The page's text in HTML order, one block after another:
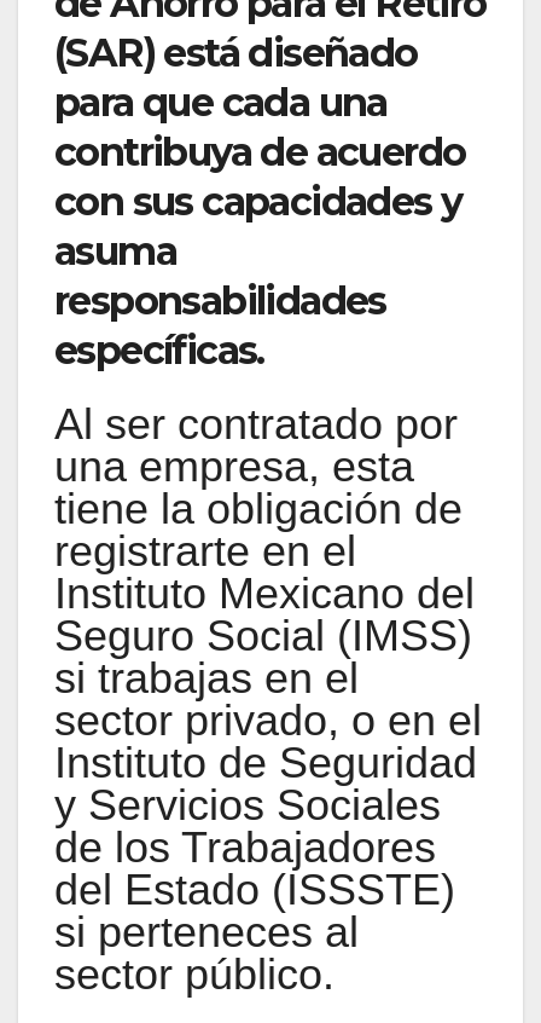
(SAR) está diseñado
para que cada una
contribuya de acuerdo
con sus capacidades y
asuma
responsabilidades
específicas.
Al ser contratado por
una empresa, esta
tiene la obligación de
registrarte en el
Instituto Mexicano del
Seguro Social (IMSS)
si trabajas en el
sector privado, o en el
Instituto de Seguridad
y Servicios Sociales
de los Trabajadores
del Estado (ISSSTE)
si perteneces al
sector público.